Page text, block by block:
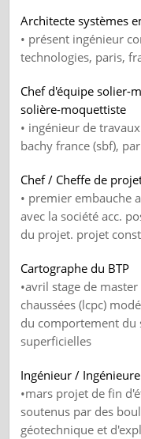
Architecte systèmes
• présent ingénieur
technologies, paris,
Chef d'équipe solier-
solière-moquettiste
• ingénieur de
bachy france (sbf),
Chef / Cheffe de
• premier embauche
avec la société acc.
du projet. projet
Cartographe du BTP
•avril stage de
chaussées (lcpc)
du comportement du
superficielles
Ingénieur /
•mars projet de fin
soutenus par des
géotechnique et